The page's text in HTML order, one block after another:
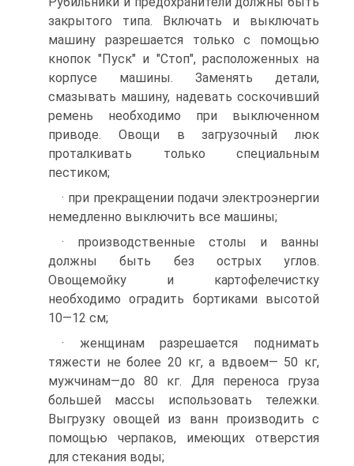
закрытого типа. Включать и выключать
машину разрешается только с помощью
кнопок "Пуск" и "Стоп", расположенных на
корпусе машины. Заменять детали,
смазывать машину, надевать соскочивший
ремень необходимо при вык­люченном
приводе. Овощи в загрузочный люк
проталкивать только спе­циальным
пестиком;
· при прекращении подачи электроэнергии
немедленно выключить все машины;
· производственные столы и ванны
должны быть без острых углов.
Овощемойку и картофелечистку
необходимо оградить бортиками вы­сотой
10—12 см;
· женщинам разрешается поднимать
тяжести не более 20 кг, а вдвоем— 50 кг,
мужчинам—до 80 кг. Для переноса груза
большей массы использо­вать тележки.
Выгрузку овощей из ванн производить с
помощью черпаков, имеющих отверстия
для стекания воды;